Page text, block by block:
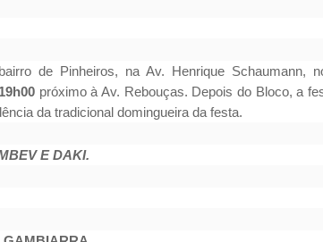
de Pinheiros, na Av. Henrique Schaumann,
19h00 próximo à Av. Rebouças. Depois do Bloco, a
da tradicional domingueira da festa.
E DAKI.